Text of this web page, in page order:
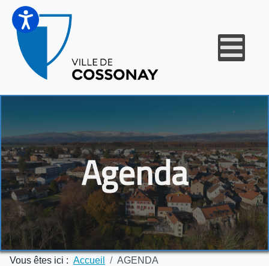
Agenda
Vous êtes ici : Accueil AGENDA